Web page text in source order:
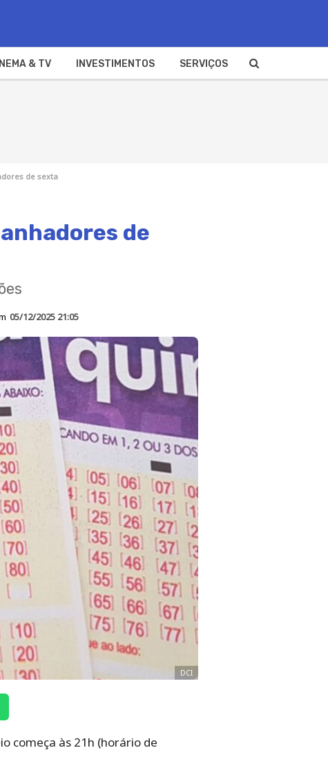
& TV INVESTIMENTOS SERVIÇOS
de sexta
de
05/12/2025 21:05
DCI
começa às 21h (horário de